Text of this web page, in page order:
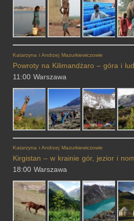
Katarzyna i Andrzej Mazurkiewiczowie
Powroty na Kilimandżaro – góra i
11:00 Warszawa
Katarzyna i Andrzej Mazurkiewiczowie
Kirgistan – w krainie gór, jezior i
18:00 Warszawa